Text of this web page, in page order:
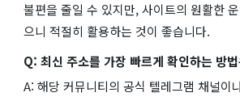
불편을 줄일 수 있지만, 사이트의 원활한
으니 적절히 활용하는 것이 좋습니다.
Q: 최신 주소를 가장 빠르게 확인하는 방
A: 해당 커뮤니티의 공식 텔레그램 채널이